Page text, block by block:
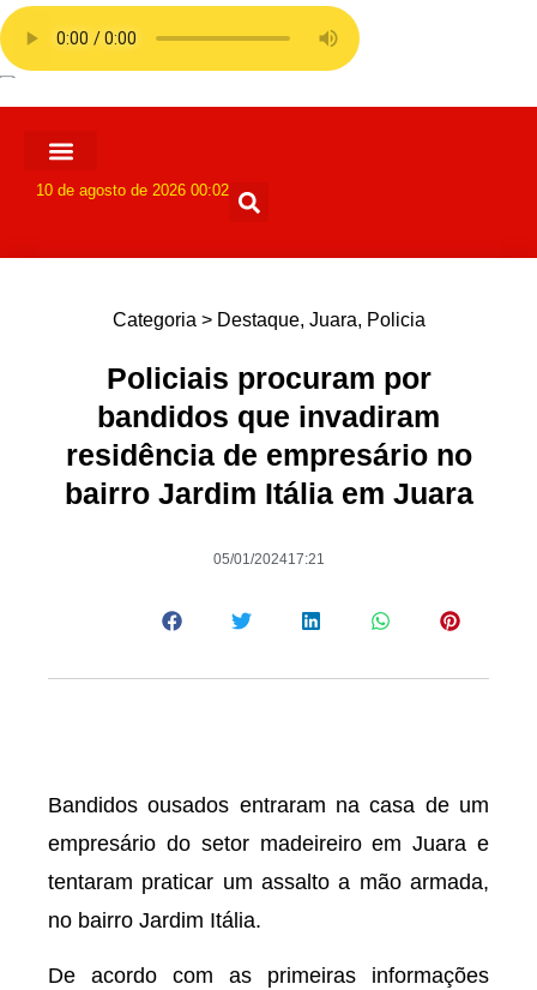
10 de agosto de 2026 00:02
Categoria > Destaque, Juara, Policia
Policiais procuram por
bandidos que invadiram
residência de empresário no
bairro Jardim Itália em Juara
05/01/202417:21
Bandidos ousados entraram na casa de um
empresário do setor madeireiro em Juara e
tentaram praticar um assalto a mão armada,
no bairro Jardim Itália.
De acordo com as primeiras informações